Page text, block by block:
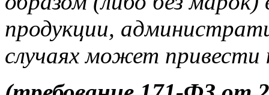
продукции,
случаях может привести